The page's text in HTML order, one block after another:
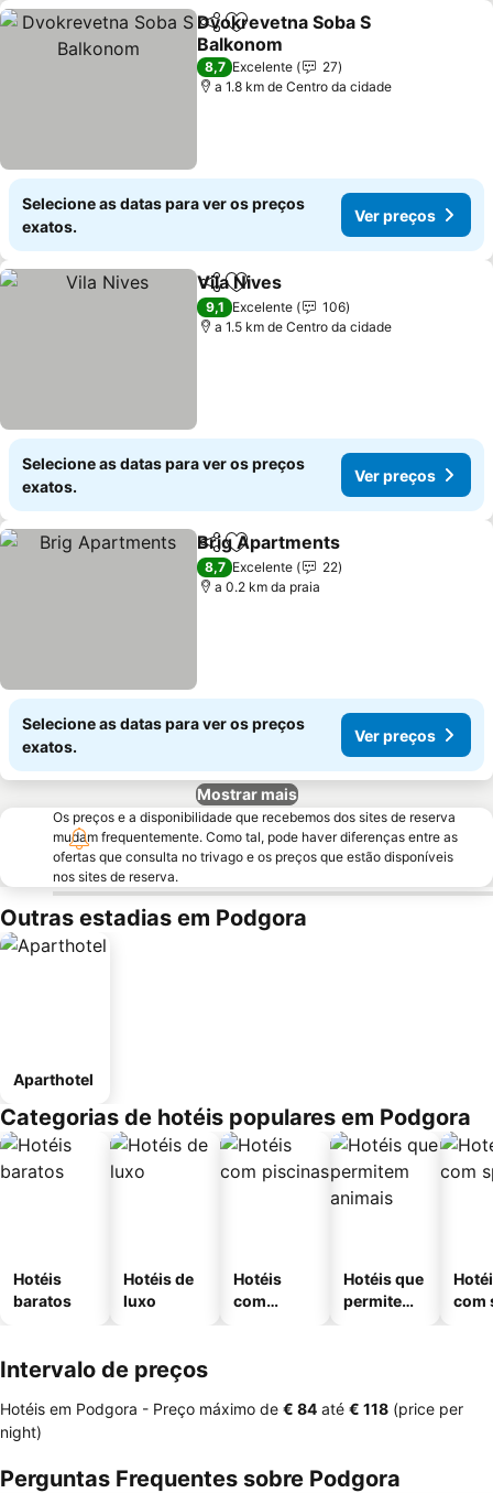
PartilharAdicionar aos favoritos
Dvokrevetna Soba S
Balkonom
Ver preços
8,7 Excelente
27
a 1.8 km de Centro da cidade
Selecione as datas para ver os preços
exatos.
Ver preços
PartilharAdicionar aos favoritos
Vila Nives
9,1 Excelente
106
a 1.5 km de Centro da cidade
Selecione as datas para ver os preços
exatos.
Ver preços
PartilharAdicionar aos favoritos
Brig Apartments
8,7 Excelente
22
a 0.2 km da praia
Selecione as datas para ver os preços
exatos.
Ver preços
Mostrar mais
Os preços e a disponibilidade que recebemos dos sites de reserva
mudam frequentemente. Como tal, pode haver diferenças entre as
ofertas que consulta no trivago e os preços que estão disponíveis
nos sites de reserva.
Outras estadias em Podgora
Aparthotel
Categorias de hotéis populares em Podgora
Hotéis
baratos
Hotéis de
luxo
Hotéis
com
Hotéis que
permitem
com
Intervalo de preços
Hotéis em Podgora - Preço máximo de ‎€ 84 até ‎€ 118 (price per
night)
Perguntas Frequentes sobre Podgora